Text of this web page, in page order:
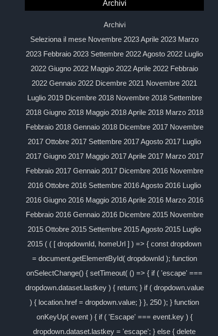
Archivi
Archivi
Seleziona il mese Novembre 2023 Aprile 2023 Marzo
2023 Febbraio 2023 Settembre 2022 Agosto 2022 Luglio
2022 Giugno 2022 Maggio 2022 Aprile 2022 Febbraio
2022 Gennaio 2022 Dicembre 2021 Novembre 2021
Luglio 2019 Dicembre 2018 Novembre 2018 Settembre
2018 Giugno 2018 Maggio 2018 Aprile 2018 Marzo 2018
Febbraio 2018 Gennaio 2018 Dicembre 2017 Novembre
2017 Ottobre 2017 Settembre 2017 Agosto 2017 Luglio
2017 Giugno 2017 Maggio 2017 Aprile 2017 Marzo 2017
Febbraio 2017 Gennaio 2017 Dicembre 2016 Novembre
2016 Ottobre 2016 Settembre 2016 Agosto 2016 Luglio
2016 Giugno 2016 Maggio 2016 Aprile 2016 Marzo 2016
Febbraio 2016 Gennaio 2016 Dicembre 2015 Novembre
2015 Ottobre 2015 Settembre 2015 Agosto 2015 Luglio
2015 ( ( [ dropdownId, homeUrl ] ) => { const dropdown
= document.getElementById( dropdownId ); function
onSelectChange() { setTimeout( () => { if ( 'escape' ===
dropdown.dataset.lastkey ) { return; } if ( dropdown.value
) { location.href = dropdown.value; } }, 250 ); } function
onKeyUp( event ) { if ( 'Escape' === event.key ) {
dropdown.dataset.lastkey = 'escape'; } else { delete